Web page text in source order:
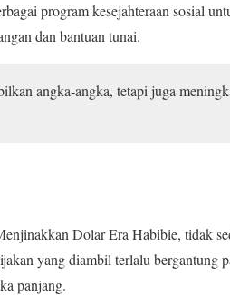
program kesejahteraan sosial
dan bantuan tunai.
angka-angka, tetapi juga
Dolar Era Habibie, tidak
yang diambil terlalu bergantung
panjang.